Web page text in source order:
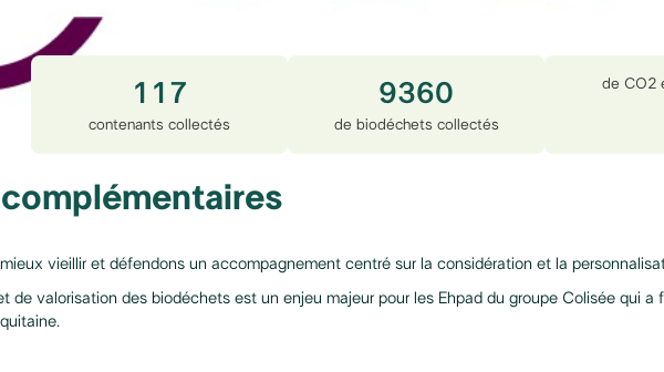
117
contenants collectés
9360
de biodéchets collectés
de CO2
vieillir et défendons un accompagnement centré sur la considération et la
de valorisation des biodéchets est un enjeu majeur pour les Ehpad du groupe Colisée qui